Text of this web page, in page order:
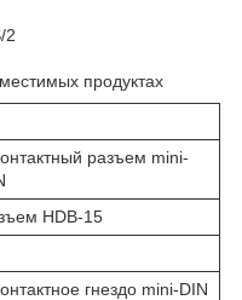
2
продуктах
разъем mini-
HDB-15
гнездо mini-DIN